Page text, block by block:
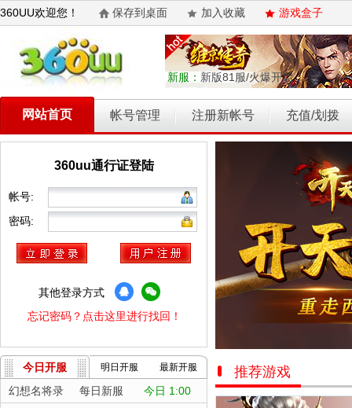
360UU欢迎您！ 保存到桌面 加入收藏 游戏盒子
新服： 新版81服/火爆开启
网站首页 帐号管理 注册新帐号 充值/划拨
360uu通行证登陆
帐号:
密码:
其他登录方式
忘记密码？点击这里进行找回！
今日开服 明日开服 最新开服
幻想名将录 每日新服
今日 1:00
推荐游戏